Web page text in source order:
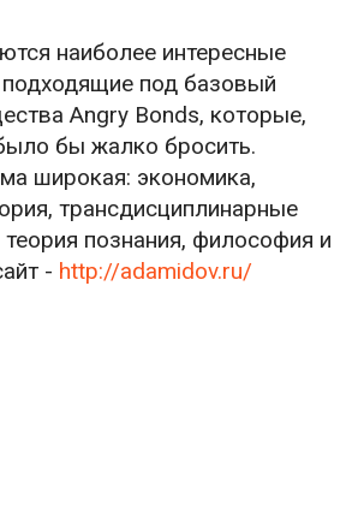
наиболее интересные
под базовый
Angry Bonds, которые,
бы жалко бросить.
широкая: экономика,
трансдисциплинарные
познания, философия и
- http://adamidov.ru/